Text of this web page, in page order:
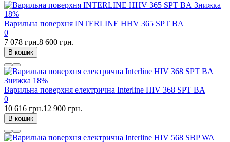
Знижка
18%
Варильна поверхня INTERLINE HHV 365 SPT BA
0
7 078 грн.8 600 грн.
В кошик
Знижка 18%
Варильна поверхня електрична Interline HIV 368 SPT BA
0
10 616 грн.12 900 грн.
В кошик